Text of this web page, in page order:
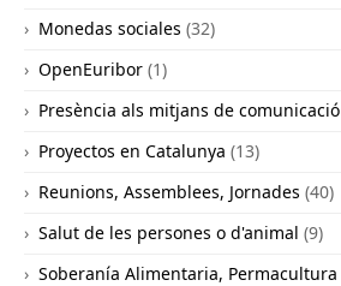
Monedas sociales (32)
OpenEuribor (1)
Presència als mitjans de comunicació
Proyectos en Catalunya (13)
Reunions, Assemblees, Jornades (40)
Salut de les persones o d'animal (9)
Soberanía Alimentaria, Permacultura